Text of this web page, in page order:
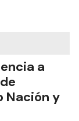
a
Nación y